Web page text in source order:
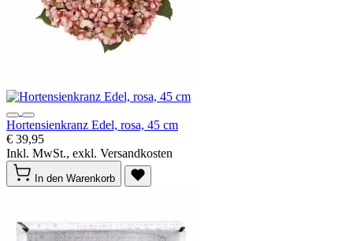
Hortensienkranz Edel, rosa, 45 cm
€ 39,95
Inkl. MwSt., exkl. Versandkosten
In den Warenkorb